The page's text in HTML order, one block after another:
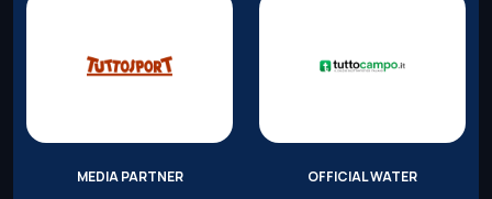
MEDIA PARTNER OFFICIAL WATER